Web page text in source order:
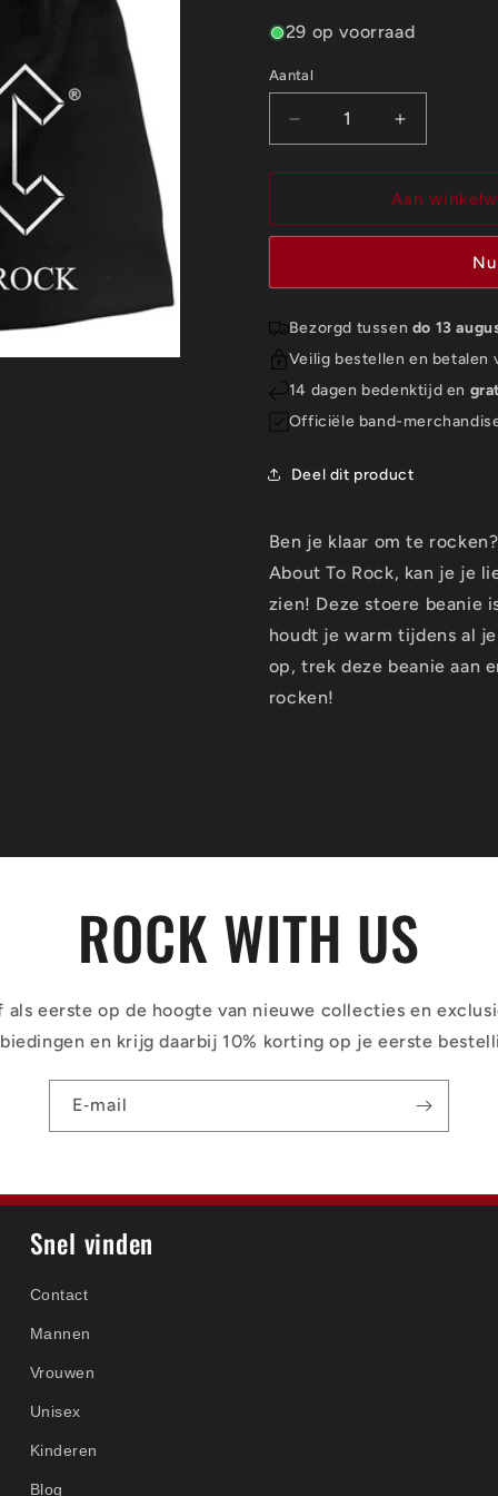
29 op voorraad
Aantal
Aantal
Aantal
verlagen
voor
Unisex
For
About
To
Rock
Aantal
verhogen
voor
AC/DC
Unisex
For
About
To
Rock
Aan
Bezorgd tussen do 13
Veilig bestellen en betalen
14 dagen bedenktijd en
Officiële band-
Deel dit product
Ben je klaar om te
About To Rock, kan je je
zien! Deze stoere beanie
houdt je warm tijdens al
op, trek deze beanie aan
rocken!
ROCK WITH US
als eerste op de hoogte van nieuwe collecties en
en krijg daarbij 10% korting op je eerste
E‑mail
Snel vinden
Contact
Mannen
Vrouwen
Unisex
Kinderen
Blog